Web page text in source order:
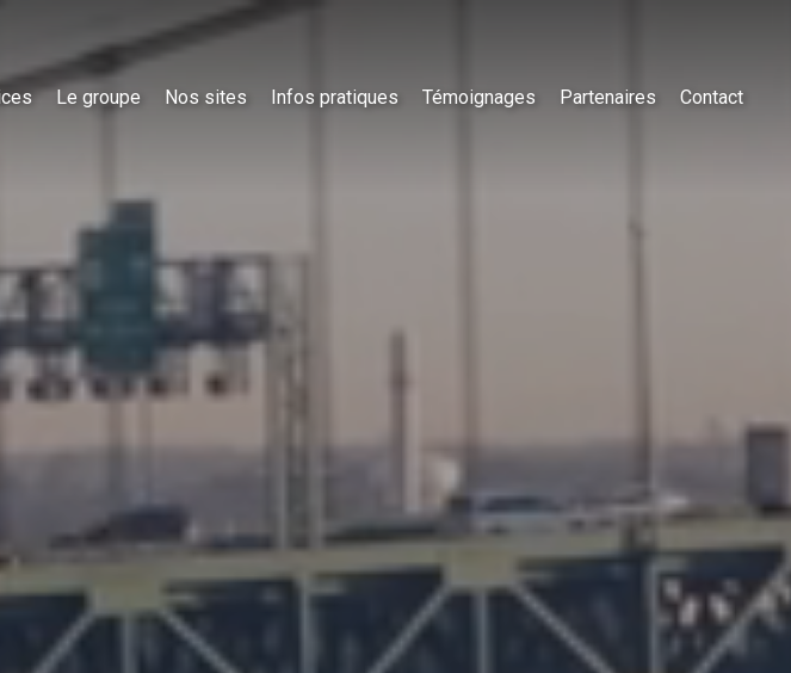
Le groupe Nos sites Infos pratiques Témoignages Partenaires Contact